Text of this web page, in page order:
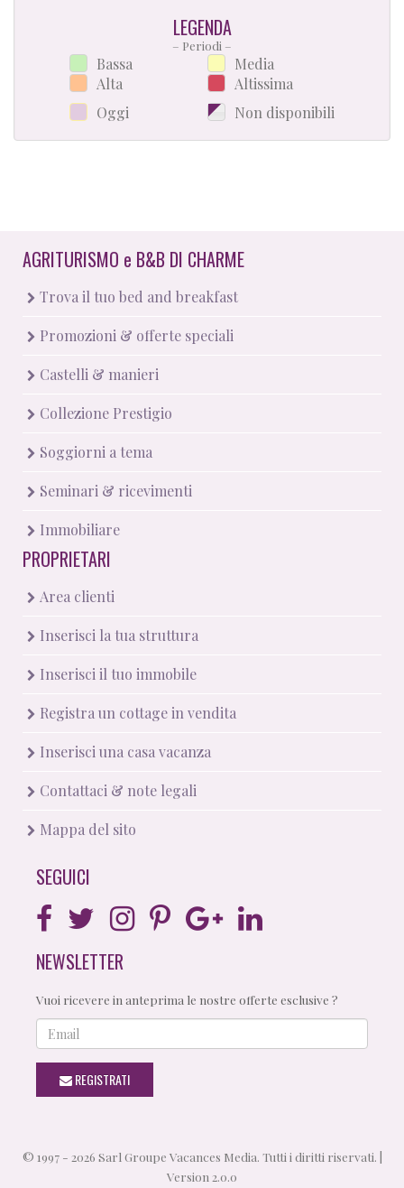
LEGENDA
– Periodi –
Bassa
Alta
Oggi
Media
Altissima
Non disponibili
AGRITURISMO e B&B DI CHARME
Trova il tuo bed and breakfast
Promozioni & offerte speciali
Castelli & manieri
Collezione Prestigio
Soggiorni a tema
Seminari & ricevimenti
Immobiliare
PROPRIETARI
Area clienti
Inserisci la tua struttura
Inserisci il tuo immobile
Registra un cottage in vendita
Inserisci una casa vacanza
Contattaci & note legali
Mappa del sito
SEGUICI
NEWSLETTER
Vuoi ricevere in anteprima le nostre offerte esclusive ?
Email
REGISTRATI
© 1997 - 2026 Sarl Groupe Vacances Media. Tutti i diritti riservati. |
Version 2.0.0